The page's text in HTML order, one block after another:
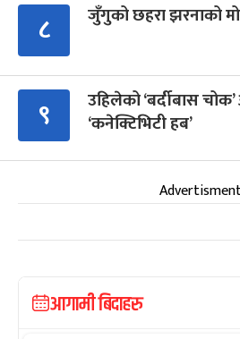
८ जुँगुको छहरा झरनाको
९
उहिलेको ‘बर्दीबास
‘कनेक्टिभिटी हब’
आगामी बिदाहरु